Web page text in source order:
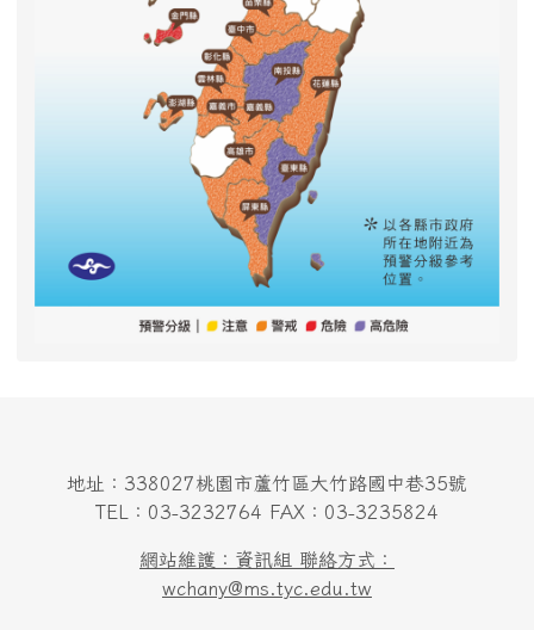
地址：338027桃園市蘆竹區大竹路國中巷35號
TEL：03-3232764 FAX：03-3235824
網站維護：資訊組 聯絡方式：
wchany@ms.tyc.edu.tw